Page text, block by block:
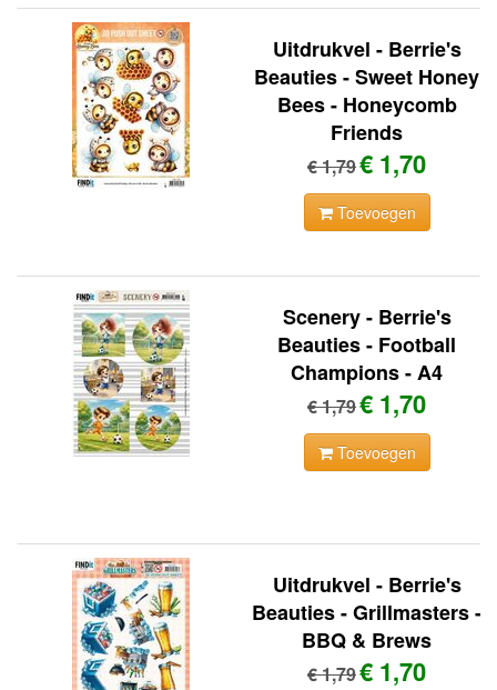
Uitdrukvel - Berrie's
Beauties - Sweet Honey
Bees - Honeycomb
Friends
€ 1,79€ 1,70
Toevoegen
Scenery - Berrie's
Beauties - Football
Champions - A4
€ 1,79€ 1,70
Toevoegen
Uitdrukvel - Berrie's
Beauties - Grillmasters -
BBQ & Brews
€ 1,79€ 1,70